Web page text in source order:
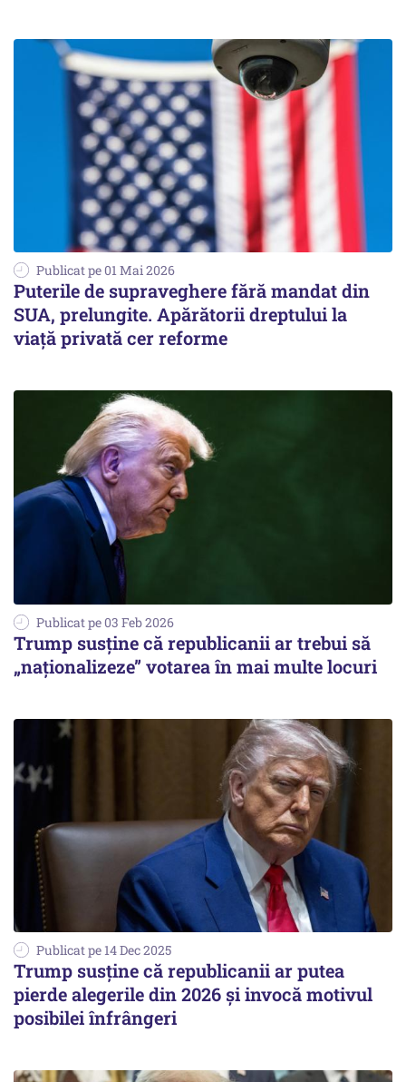
Publicat pe 01 Mai 2026
Puterile de supraveghere fără mandat din
SUA, prelungite. Apărătorii dreptului la
viaţă privată cer reforme
Publicat pe 03 Feb 2026
Trump susține că republicanii ar trebui să
„naţionalizeze” votarea în mai multe locuri
Publicat pe 14 Dec 2025
Trump susține că republicanii ar putea
pierde alegerile din 2026 și invocă motivul
posibilei înfrângeri